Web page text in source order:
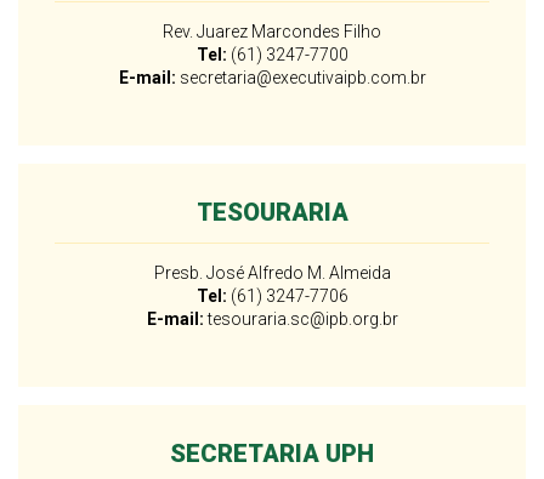
Rev. Juarez Marcondes Filho
Tel: (61) 3247-7700
E-mail: secretaria@executivaipb.com.br
TESOURARIA
Presb. José Alfredo M. Almeida
Tel: (61) 3247-7706
E-mail:tesouraria.sc@ipb.org.br
SECRETARIA UPH